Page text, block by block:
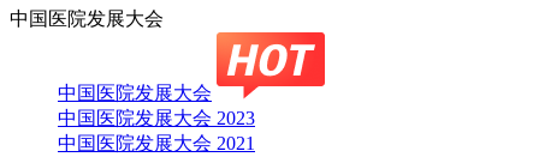
中国医院发展大会
中国医院发展大会
中国医院发展大会 2023
中国医院发展大会 2021